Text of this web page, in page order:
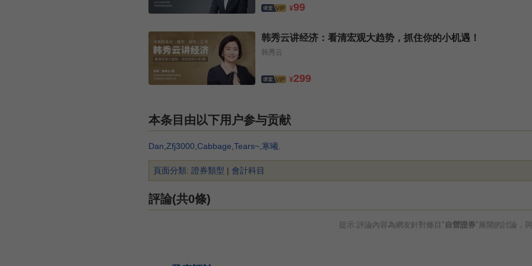
¥99
韩秀云讲经济：看清宏观大趋势，抓住你的小机遇！
韩秀云
¥299
本条目由以下用户参与贡献
Dan,Zfj3000,Cabbage,Tears~,寒曦.
頁面分類: 證券類型 | 會計科目
評論(共0條)
提示:評論內容為網友針對條目" 自營證券"展開的討論，